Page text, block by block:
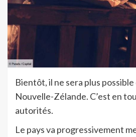
Bientôt, il ne sera plus
Nouvelle-Zélande. C’est en
autorités.
Le pays va progressivement